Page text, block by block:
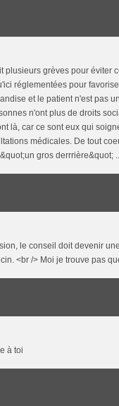
plusieurs grèves pour éviter
réglementées pour
et le patient n'est pas
n'ont plus de droits
là, car ce sont eux qui
médicales. De tout
gros derrrière&quot;
le conseil doit devenir
<br /> Moi je trouve pas
à toi